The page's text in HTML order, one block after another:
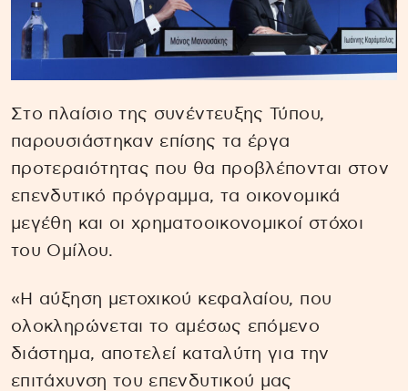
Στο πλαίσιο της συνέντευξης Τύπου,
παρουσιάστηκαν επίσης τα έργα
προτεραιότητας που θα προβλέπονται στον
επενδυτικό πρόγραμμα, τα οικονομικά
μεγέθη και οι χρηματοοικονομικοί στόχοι
του Ομίλου.
«Η αύξηση μετοχικού κεφαλαίου, που
ολοκληρώνεται το αμέσως επόμενο
διάστημα, αποτελεί καταλύτη για την
επιτάχυνση του επενδυτικού μας